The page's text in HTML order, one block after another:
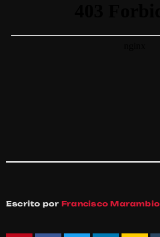
Escrito por Francisco Marambio